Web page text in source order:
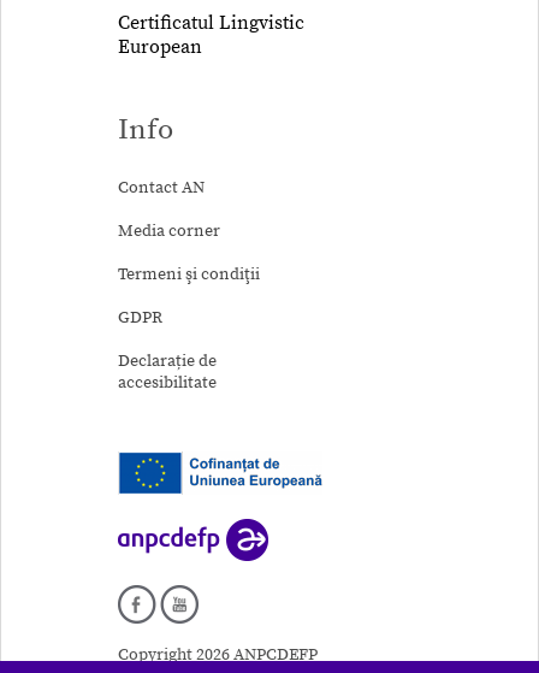
Certificatul Lingvistic
European
Info
Contact AN
Media corner
Termeni şi condiţii
GDPR
Declarație de
accesibilitate
Copyright 2026 ANPCDEFP